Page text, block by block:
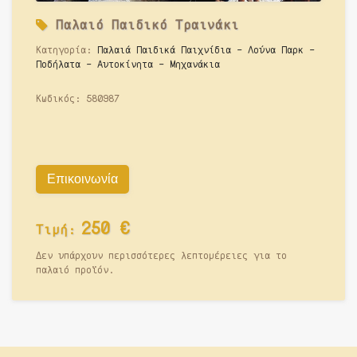
Παλαιό Παιδικό Τραινάκι
Κατηγορία: Παλαιά Παιδικά Παιχνίδια - Λούνα Παρκ -
Ποδήλατα - Αυτοκίνητα - Μηχανάκια
Κωδικός: 580987
Επικοινωνία
Τιμή: 250€
Δεν υπάρχουν περισσότερες λεπτομέρειες για το
παλαιό προϊόν.